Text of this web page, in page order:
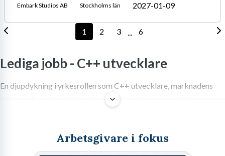
Embark Studios AB Stockholms län 2027-01-09
1 2 3 ... 6
Lediga jobb - C++ utvecklare
En djupdykning i yrkesrollen som C++ utvecklare, marknadens
behov och vad som krävs för att lyckas inom systemnära
Arbetsgivare i fokus